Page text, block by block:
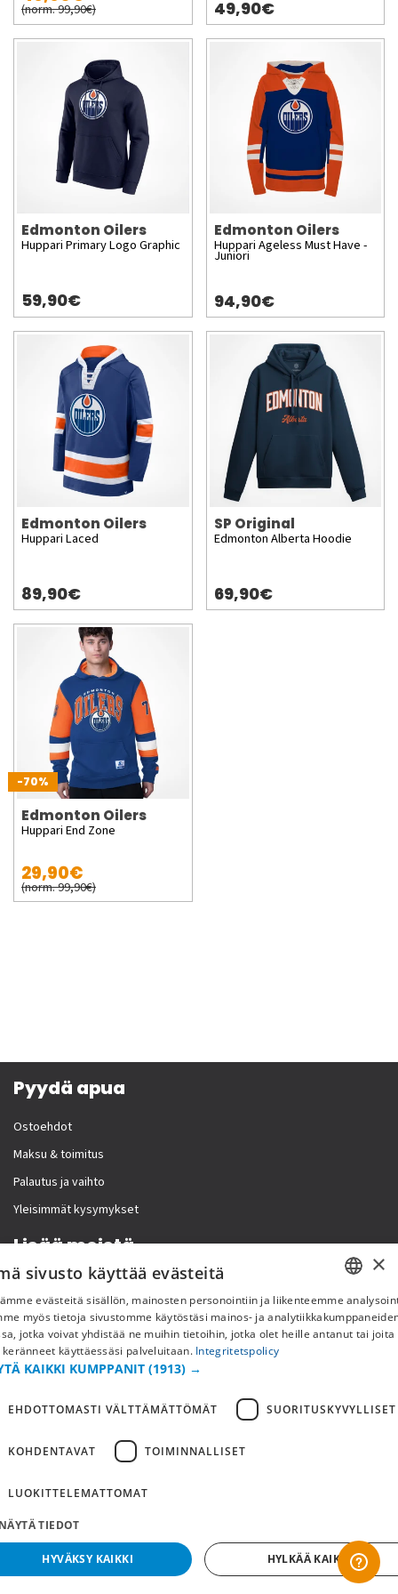
(norm. 99,90€) 49,90€
Edmonton Oilers
Huppari Primary Logo Graphic
59,90€
Edmonton Oilers
Huppari Ageless Must Have -
Juniori
94,90€
Edmonton Oilers
Huppari Laced
89,90€
SP Original
Edmonton Alberta Hoodie
69,90€
-70%
Edmonton Oilers
Huppari End Zone
29,90€
(norm. 99,90€)
Pyydä apua
Ostoehdot
Maksu & toimitus
Palautus ja vaihto
Yleisimmät kysymykset
Lisää meistä
Yritystiedot
FI
×
sivusto käyttää evästeitä
evästeitä sisällön, mainosten personointiin ja liikenteemme
myös tietoja sivustomme käytöstäsi mainos- ja
jotka voivat yhdistää ne muihin tietoihin, jotka olet heille antanut tai joita
keränneet käyttäessäsi palveluitaan. Integritetspolicy
KAIKKI KUMPPANIT (1913) →
EHDOTTOMASTI VÄLTTÄMÄTTÖMÄT SUORITUSKYVYLLISET
KOHDENTAVAT TOIMINNALLISET
LUOKITTELEMATTOMAT
TIEDOT
HYVÄKSY KAIKKI HYLKÄÄ KAIKKI